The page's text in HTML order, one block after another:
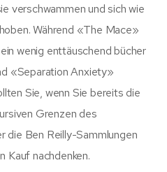
verschwammen und sich wie
Während «The Mace»
wenig enttäuschend bücher
«Separation Anxiety»
Sie, wenn Sie bereits die
Grenzen des
die Ben Reilly-Sammlungen
Kauf nachdenken.